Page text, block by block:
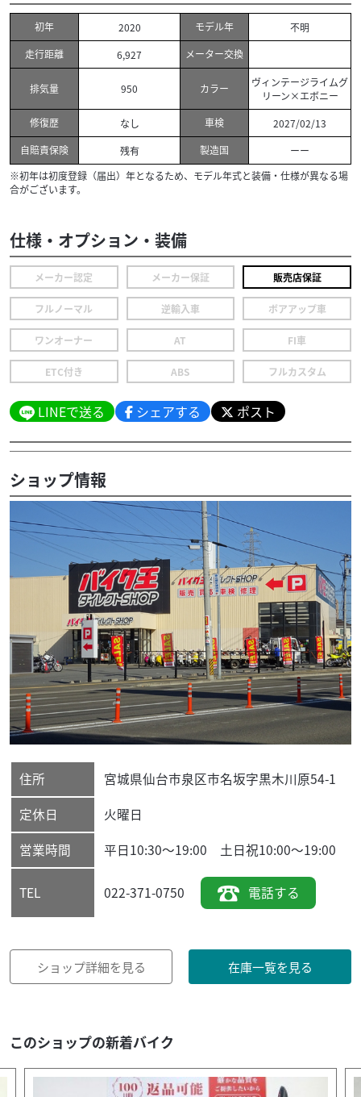
初年 2020 モデル年
不明
走行距離
6,927 メーター交換
排気量 950 カラー
ヴィンテージライムグ
リーン×エボニー
修復歴
なし 車検
2027/02/13
自賠責保険
残有 製造国
ーー
※初年は初度登録（届出）年となるため、モデル年式と装備・仕様が異なる場
合がございます。
仕様・オプション・装備
メーカー認定 メーカー保証 販売店保証
フルノーマル 逆輸入車 ボアアップ車
ワンオーナー AT FI車
ETC付き ABS フルカスタム
LINEで送る シェアする ポスト
ショップ情報
住所 宮城県仙台市泉区市名坂字黒木川原54-1
定休日
火曜日
営業時間
平日10:30～19:00 土日祝10:00～19:00
TEL 022-371-0750 電話する
ショップ詳細を見る 在庫一覧を見る
このショップの新着バイク